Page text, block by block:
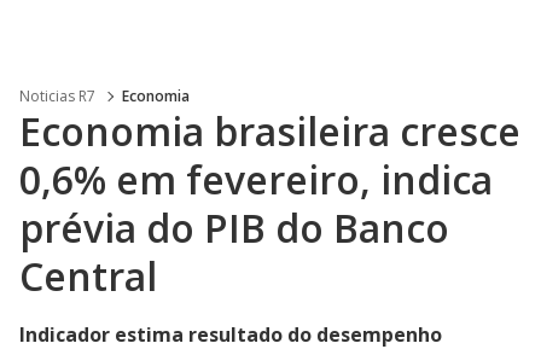
Noticias R7 Economia
Economia brasileira cresce
0,6% em fevereiro, indica
prévia do PIB do Banco
Central
Indicador estima resultado do desempenho